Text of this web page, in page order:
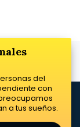
del
con
a tus sueños.